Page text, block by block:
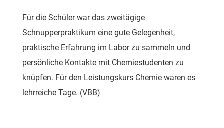
Für die Schüler war das zweitägige
Schnupperpraktikum eine gute Gelegenheit,
praktische Erfahrung im Labor zu sammeln und
persönliche Kontakte mit Chemiestudenten zu
knüpfen. Für den Leistungskurs Chemie waren es
lehrreiche Tage. (VBB)